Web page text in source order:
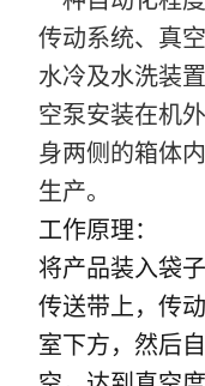
传动系统、真
水冷及水洗装
空泵安装在机
身两侧的箱体
生产。
工作原理：
将产品装入袋
传送带上，传
室下方，然后